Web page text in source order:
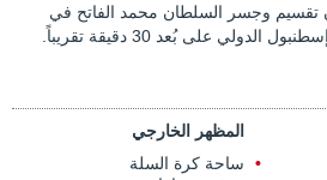
تقسيم وجسر السلطان محمد الفاتح في
المظهر الخارجي
ساحة كرة السلة